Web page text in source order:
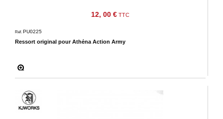
12, 00 € TTC
Ressort original pour Athéna Action Army
Réf. PU0225